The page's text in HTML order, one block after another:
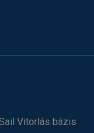
Vitorlás bázis